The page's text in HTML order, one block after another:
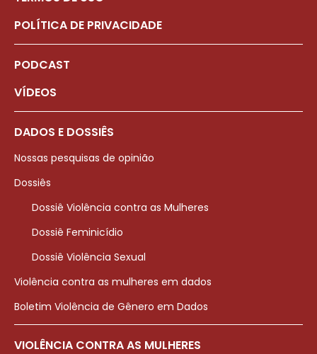
POLÍTICA DE PRIVACIDADE
PODCAST
VÍDEOS
DADOS E DOSSIÊS
Nossas pesquisas de opinião
Dossiês
Dossiê Violência contra as Mulheres
Dossiê Feminicídio
Dossiê Violência Sexual
Violência contra as mulheres em dados
Boletim Violência de Gênero em Dados
VIOLÊNCIA CONTRA AS MULHERES